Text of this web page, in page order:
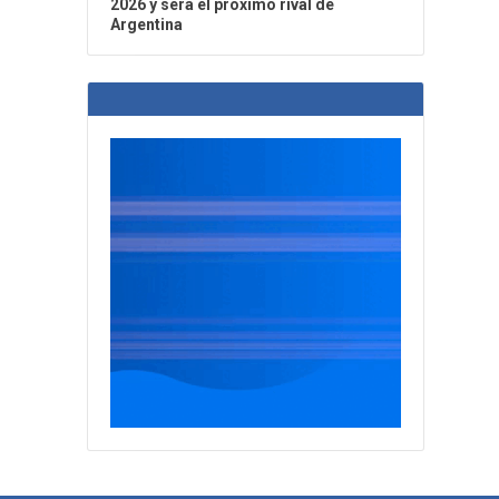
2026 y será el próximo rival de
Argentina